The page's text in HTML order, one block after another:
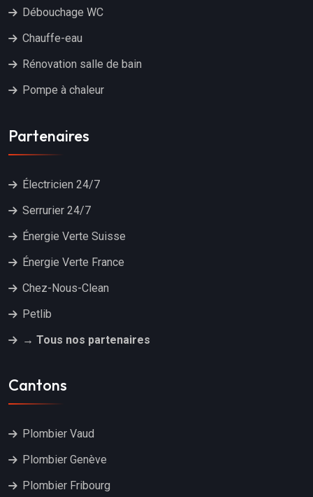
Débouchage WC
Chauffe-eau
Rénovation salle de bain
Pompe à chaleur
Partenaires
Électricien 24/7
Serrurier 24/7
Énergie Verte Suisse
Énergie Verte France
Chez-Nous-Clean
Petlib
→ Tous nos partenaires
Cantons
Plombier Vaud
Plombier Genève
Plombier Fribourg